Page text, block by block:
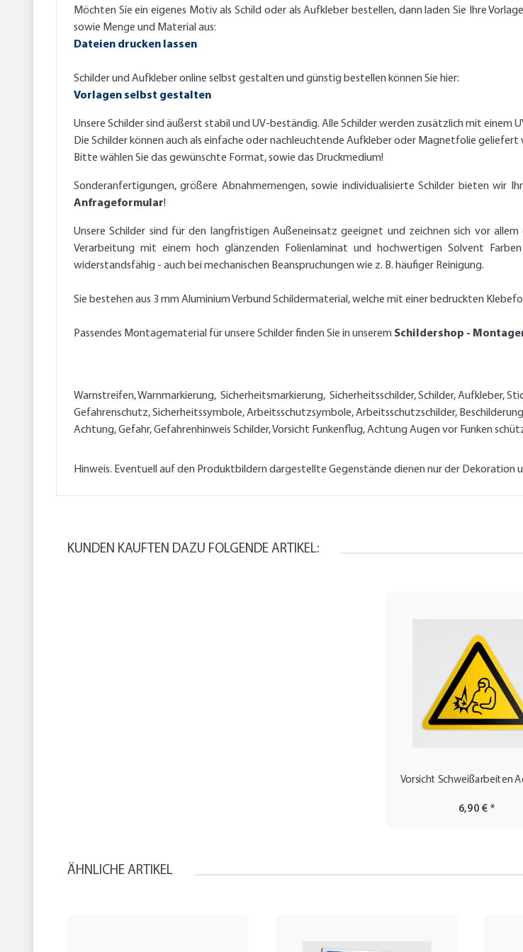
Möchten Sie ein eigenes Motiv als Schild oder als Aufkleber bestellen, dann laden Sie Ihre
sowie Menge und Material aus:
Dateien drucken lassen
Schilder und Aufkleber online selbst gestalten und günstig bestellen können Sie hier:
Vorlagen selbst gestalten
Unsere Schilder sind äußerst stabil und UV-beständig. Alle Schilder werden zusätzlich mit einem
Die Schilder können auch als einfache oder nachleuchtende Aufkleber oder Magnetfolie geliefert
Bitte wählen Sie das gewünschte Format, sowie das Druckmedium!
Sonderanfertigungen, größere Abnahmemengen, sowie individualisierte Schilder bieten wir
Anfrageformular!
Unsere Schilder sind für den langfristigen Außeneinsatz geeignet und zeichnen sich vor
Verarbeitung mit einem hoch glänzenden Folienlaminat und hochwertigen Solvent
widerstandsfähig - auch bei mechanischen Beanspruchungen wie z. B. häufiger Reinigung.
Sie bestehen aus 3 mm Aluminium Verbund Schildermaterial, welche mit einer bedruckten
Passendes Montagematerial für unsere Schilder finden Sie in unserem Schildershop -
Warnstreifen, Warnmarkierung, Sicherheitsmarkierung, Sicherheitsschilder, Schilder, Aufkleber,
Gefahrenschutz, Sicherheitssymbole, Arbeitsschutzsymbole, Arbeitsschutzschilder,
Achtung, Gefahr, Gefahrenhinweis Schilder, Vorsicht Funkenflug, Achtung Augen vor Funken
Hinweis. Eventuell auf den Produktbildern dargestellte Gegenstände dienen nur der Dekoration
KUNDEN KAUFTEN DAZU FOLGENDE ARTIKEL:
Vorsicht Schweißarbeiten
6,90 € *
ÄHNLICHE ARTIKEL